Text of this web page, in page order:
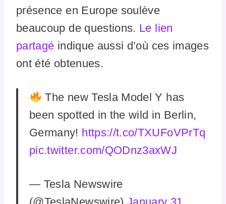
présence en Europe soulève
beaucoup de questions. Le lien
partagé indique aussi d’où ces images
ont été obtenues.
The new Tesla Model Y has
been spotted in the wild in Berlin,
Germany! https://t.co/TXUFoVPrTq
pic.twitter.com/QODnz3axWJ
— Tesla Newswire